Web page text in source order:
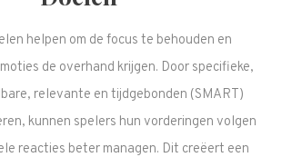
helpen om de focus te behouden en
de overhand krijgen. Door specifieke,
relevante en tijdgebonden (SMART)
kunnen spelers hun vorderingen volgen
reacties beter managen. Dit creëert een